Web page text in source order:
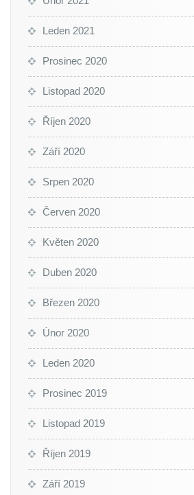
Leden 2021
Prosinec 2020
Listopad 2020
Říjen 2020
Září 2020
Srpen 2020
Červen 2020
Květen 2020
Duben 2020
Březen 2020
Únor 2020
Leden 2020
Prosinec 2019
Listopad 2019
Říjen 2019
Září 2019